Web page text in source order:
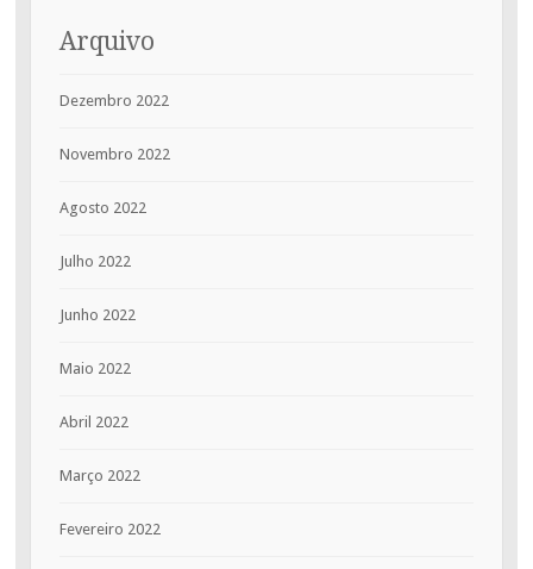
Arquivo
Dezembro 2022
Novembro 2022
Agosto 2022
Julho 2022
Junho 2022
Maio 2022
Abril 2022
Março 2022
Fevereiro 2022